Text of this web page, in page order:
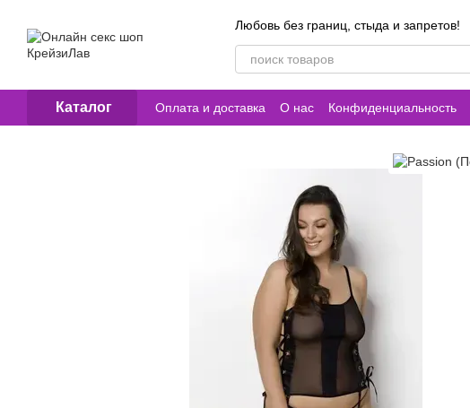
Любовь без границ, стыда и запретов!
Каталог Оплата и доставка О нас Конфиденциальность
Контакты